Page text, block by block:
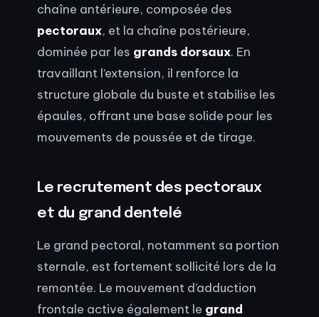
chaîne antérieure, composée des
pectoraux, et la chaîne postérieure,
dominée par les grands dorsaux. En
travaillant l’extension, il renforce la
structure globale du buste et stabilise les
épaules, offrant une base solide pour les
mouvements de poussée et de tirage.
Le recrutement des pectoraux
et du grand dentelé
Le grand pectoral, notamment sa portion
sternale, est fortement sollicité lors de la
remontée. Le mouvement d’adduction
frontale active également le grand